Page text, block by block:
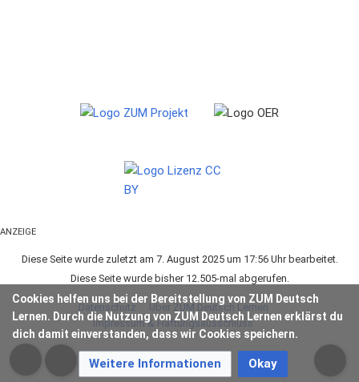
Cookies helfen uns bei der Bereitstellung von ZUM Deutsch
Lernen. Durch die Nutzung von ZUM Deutsch Lernen erklärst du
dich damit einverstanden, dass wir Cookies speichern.
Weitere Informationen Okay
ANZEIGE
Diese Seite wurde zuletzt am 7. August 2025 um 17:56 Uhr bearbeitet.
Diese Seite wurde bisher 12.505-mal abgerufen.
Datenschutz
Über ZUM Deutsch Lernen
Impressum & Haftungsausschluss